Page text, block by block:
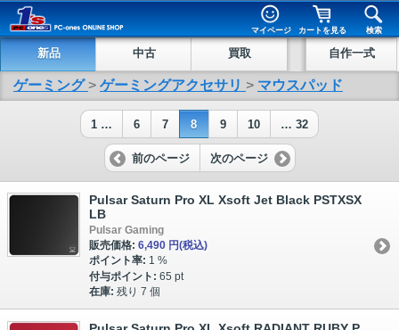
マイページ カートを見る 検索
新品 中古 買取 自作一式
ゲーミング > ゲーミングアクセサリ > マウスパッド
1 … 6 7 8 9 10 … 32
前のページ 次のページ
Pulsar Saturn Pro XL Xsoft Jet Black PSTXSX
LB
Pulsar Gaming
販売価格: 6,490 円(税込)
ポイント率: 1 %
付与ポイント: 65 pt
在庫: 残り 7 個